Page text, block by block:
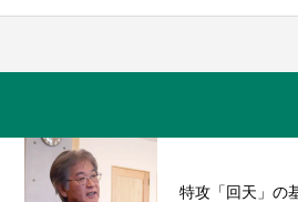
特攻「回天」の